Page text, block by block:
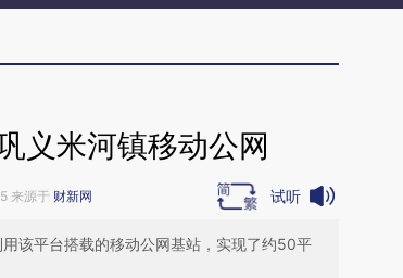
义米河镇移动公网
来源于 财新网 试听
该平台搭载的移动公网基站，实现了约50平